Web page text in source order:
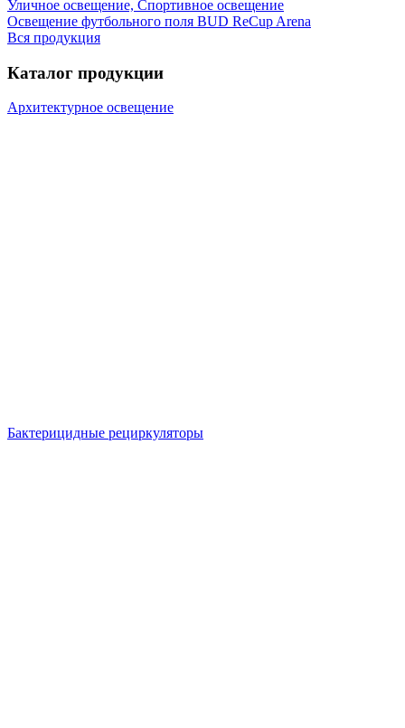
Уличное освещение, Спортивное освещение
Освещение футбольного поля BUD ReCup Arena
Вся продукция
Каталог продукции
Архитектурное освещение
Бактерицидные рециркуляторы